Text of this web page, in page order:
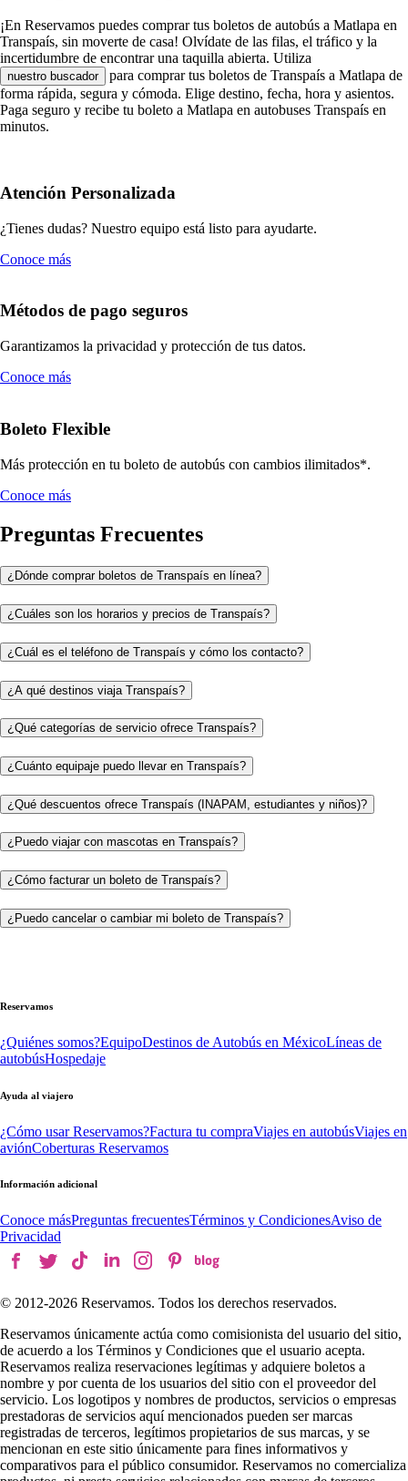
¡En Reservamos puedes comprar tus boletos de autobús a Matlapa en
Transpaís, sin moverte de casa! Olvídate de las filas, el tráfico y la
incertidumbre de encontrar una taquilla abierta. Utiliza
nuestro buscador
para comprar tus boletos de Transpaís a Matlapa de
forma rápida, segura y cómoda. Elige destino, fecha, hora y asientos.
Paga seguro y recibe tu boleto a Matlapa en autobuses Transpaís en
minutos.
Atención Personalizada
¿Tienes dudas? Nuestro equipo está listo para ayudarte.
Conoce más
Métodos de pago seguros
Garantizamos la privacidad y protección de tus datos.
Conoce más
Boleto Flexible
Más protección en tu boleto de autobús con cambios ilimitados*.
Conoce más
Preguntas Frecuentes
¿Dónde comprar boletos de Transpaís en línea?
¿Cuáles son los horarios y precios de Transpaís?
¿Cuál es el teléfono de Transpaís y cómo los contacto?
¿A qué destinos viaja Transpaís?
¿Qué categorías de servicio ofrece Transpaís?
¿Cuánto equipaje puedo llevar en Transpaís?
¿Qué descuentos ofrece Transpaís (INAPAM, estudiantes y niños)?
¿Puedo viajar con mascotas en Transpaís?
¿Cómo facturar un boleto de Transpaís?
¿Puedo cancelar o cambiar mi boleto de Transpaís?
Reservamos
¿Quiénes somos?EquipoDestinos de Autobús en MéxicoLíneas de
autobúsHospedaje
Ayuda al viajero
¿Cómo usar Reservamos?Factura tu compraViajes en autobúsViajes en
aviónCoberturas Reservamos
Información adicional
Conoce másPreguntas frecuentesTérminos y CondicionesAviso de
Privacidad
© 2012-2026 Reservamos. Todos los derechos reservados.
Reservamos únicamente actúa como comisionista del usuario del sitio,
de acuerdo a los Términos y Condiciones que el usuario acepta.
Reservamos realiza reservaciones legítimas y adquiere boletos a
nombre y por cuenta de los usuarios del sitio con el proveedor del
servicio. Los logotipos y nombres de productos, servicios o empresas
prestadoras de servicios aquí mencionados pueden ser marcas
registradas de terceros, legítimos propietarios de sus marcas, y se
mencionan en este sitio únicamente para fines informativos y
comparativos para el público consumidor. Reservamos no comercializa